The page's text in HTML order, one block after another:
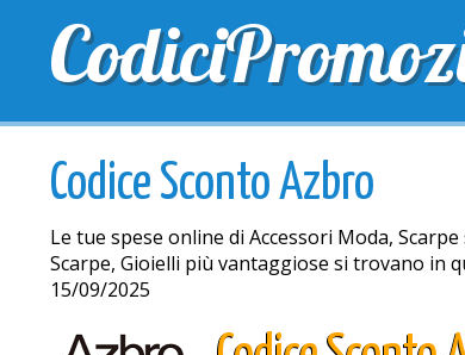
TOP SCONTI SCONTI ESCLUSIVI
Codice Sconto Azbro
Le tue spese online di Accessori Moda,
Scarpe, Gioielli più vantaggiose si trovano in
15/09/2025